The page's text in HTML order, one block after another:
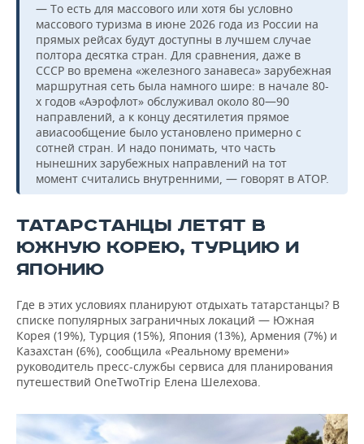
— То есть для массового или хотя бы условно
массового туризма в июне 2026 года из России на
прямых рейсах будут доступны в лучшем случае
полтора десятка стран. Для сравнения, даже в
СССР во времена «железного занавеса» зарубежная
маршрутная сеть была намного шире: в начале 80-
х годов «Аэрофлот» обслуживал около 80—90
направлений, а к концу десятилетия прямое
авиасообщение было установлено примерно с
сотней стран. И надо понимать, что часть
нынешних зарубежных направлений на тот
момент считались внутренними, — говорят в АТОР.
ТАТАРСТАНЦЫ ЛЕТЯТ В
ЮЖНУЮ КОРЕЮ, ТУРЦИЮ И
ЯПОНИЮ
Где в этих условиях планируют отдыхать татарстанцы? В
списке популярных заграничных локаций — Южная
Корея (19%), Турция (15%), Япония (13%), Армения (7%) и
Казахстан (6%), сообщила «Реальному времени»
руководитель пресс-службы сервиса для планирования
путешествий OneTwoTrip Елена Шелехова.